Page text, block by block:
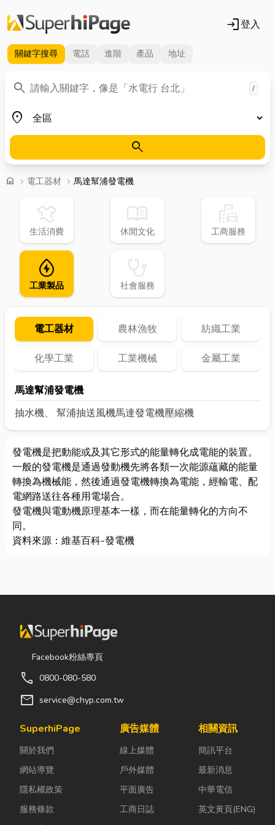
login登入
關鍵字搜尋 電話 進階 產品 地址
search
關鍵字 /
place
地區
search
home 首頁
chevron_right 電工器材 chevron_right 馬達幫浦發電機
laundry
生活消費
menu_book
休閒文化
emoji_transportation
工商服務
water_ec
工業製品
stethoscope
社會服務
電工器材 農林漁牧 紡織工業
化學工業 工業機械 金屬工業
馬達幫浦發電機
抽水機、 幫浦抽送風機馬達發電機壓縮機
發電機是把動能或及其它形式的能量轉化成電能的裝置。
一般的發電機是通過發動機先將各類一次能源蘊藏的能量
轉換為機械能，然後通過發電機轉換為電能，經輸電、配
電網路送往各種用電場合。
發電機與電動機原理基本一樣，而在能量轉化的方向不
同。
資料來源： 維基百科-發電機
Facebook粉絲專頁
call 0800-080-580
mail service@chyp.com.tw
SuperhiPage
關於我們
網站導覽
隱私權政策
服務條款
廣告媒體
線上媒體
戶外媒體
平面廣告
工商日誌
相關資訊
簡訊平台
最新消息
中華電信
英文黃頁(ENG)